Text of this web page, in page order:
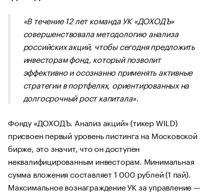
«В течение 12 лет команда УК «ДОХОДЪ»
совершенствовала методологию анализа
российских акций, чтобы сегодня предложить
инвесторам фонд, который позволит
эффективно и осознанно применять активные
стратегии в портфелях, ориентированных на
долгосрочный рост капитала».
Фонду «ДОХОДЪ. Анализ акций» (тикер WILD)
присвоен первый уровень листинга на Московской
бирже, это значит, что он доступен
неквалифицированным инвесторам. Минимальная
сумма вложения составляет 1 000 рублей (1 пай).
Максимальное вознаграждение УК за управление —